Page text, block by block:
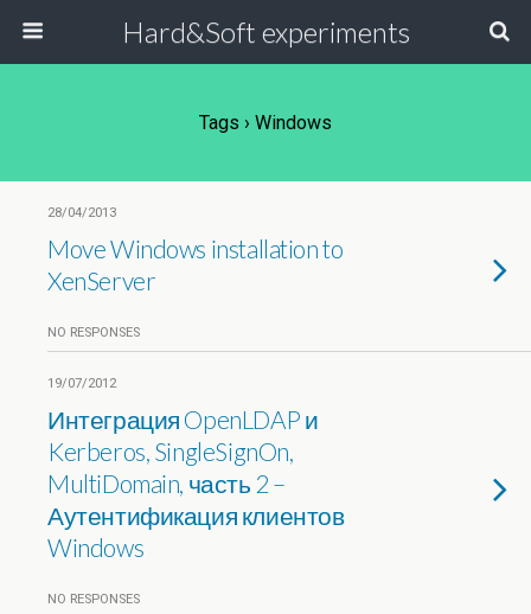
Hard&Soft experiments
Tags › Windows
28/04/2013
Move Windows installation to
XenServer
NO RESPONSES
19/07/2012
Интеграция OpenLDAP и
Kerberos, SingleSignOn,
MultiDomain, часть 2 –
Аутентификация клиентов
Windows
NO RESPONSES